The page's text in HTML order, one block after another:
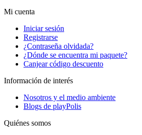
Mi cuenta
Iniciar sesión
Registrarse
¿Contraseña olvidada?
¿Dónde se encuentra mi paquete?
Canjear código descuento
Información de interés
Nosotros y el medio ambiente
Blogs de playPolis
Quiénes somos